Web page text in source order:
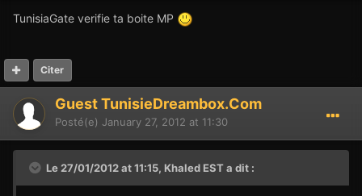
TunisiaGate verifie ta boite MP
Citer
Guest TunisieDreambox.Com
Posté(e) January 27, 2012 at 11:30
Le 27/01/2012 at 11:15, Khaled EST a dit :